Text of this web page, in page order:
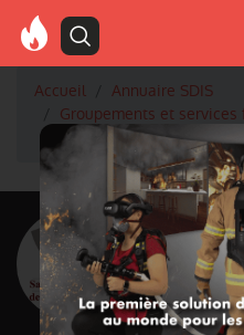
Accueil
Annuaire SDIS
Groupements et services
MARITIME)
<
à